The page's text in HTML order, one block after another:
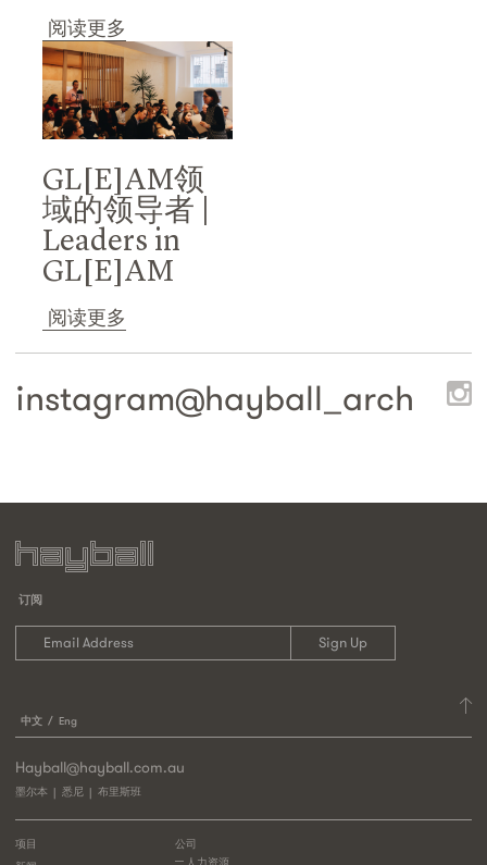
阅读更多
GL[E]AM领
域的领导者 |
Leaders in
GL[E]AM
阅读更多
instagram@hayball_arch
订阅
中文 Eng
Hayball@hayball.com.au
墨尔本 悉尼 布里斯班
公司
人力资源
项目